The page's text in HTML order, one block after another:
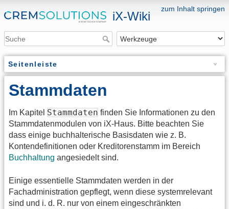
zum Inhalt springen
iX-Wiki
Seitenleiste
Stammdaten
Im Kapitel Stammdaten finden Sie Informationen zu den
Stammdatenmodulen von iX-Haus. Bitte beachten Sie
dass einige buchhalterische Basisdaten wie z. B.
Kontendefinitionen oder Kreditorenstamm im Bereich
Buchhaltung angesiedelt sind.
Einige essentielle Stammdaten werden in der
Fachadministration gepflegt, wenn diese systemrelevant
sind und i. d. R. nur von einem eingeschränkten